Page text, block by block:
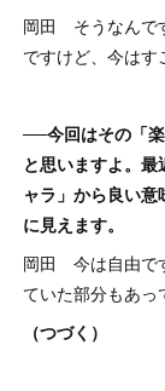
岡田 そうなんで
ですけど、今はす
──今回はその「
と思いますよ。
ャラ」から良い
に見えます。
岡田 今は自由で
ていた部分もあっ
（つづく）